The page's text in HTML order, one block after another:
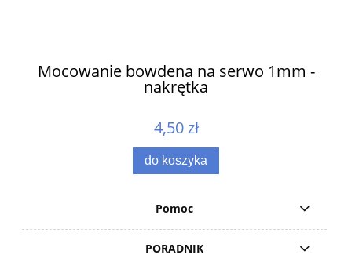
Mocowanie bowdena na serwo 1mm -
nakrętka
4,50 zł
do koszyka
Pomoc
PORADNIK